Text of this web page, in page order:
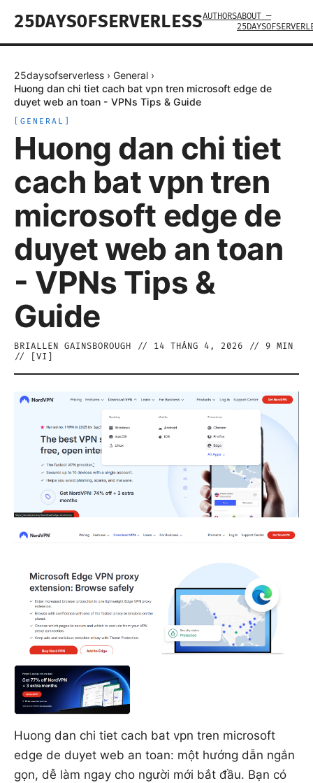
25DAYSOFSERVERLESSAUTHORSABOUT —
25daysofserverless › General ›
Huong dan chi tiet cach bat vpn tren microsoft edge de
duyet web an toan - VPNs Tips & Guide
GENERAL
Huong dan chi tiet
cach bat vpn tren
microsoft edge de
duyet web an toan
- VPNs Tips &
Guide
BRIALLEN GAINSBOROUGH // 14 THÁNG 4, 2026 // 9 MIN
// [ VI
Huong dan chi tiet cach bat vpn tren microsoft
edge de duyet web an toan: một hướng dẫn ngắn
gọn, dễ làm ngay cho người mới bắt đầu. Bạn có